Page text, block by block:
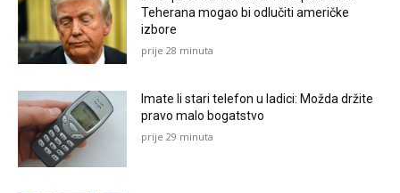
Teherana mogao bi odlučiti američke
izbore
prije 28 minuta
Imate li stari telefon u ladici: Možda držite
pravo malo bogatstvo
prije 29 minuta